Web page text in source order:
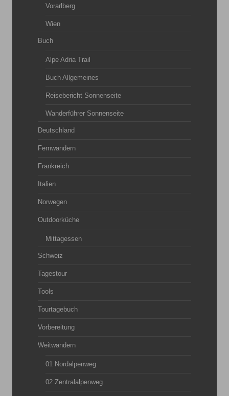
Vorarlberg
Wien
Buch
Alpe Adria Trail
Buch Allgemeines
Reisebericht Sonnenseite
Wanderführer Sonnenseite
Deutschland
Fernwandern
Frankreich
Italien
Norwegen
Outdoorküche
Mittagessen
Schweiz
Tagestour
Tools
Tourtagebuch
Vorbereitung
Weitwandern
01 Nordalpenweg
02 Zentralalpenweg